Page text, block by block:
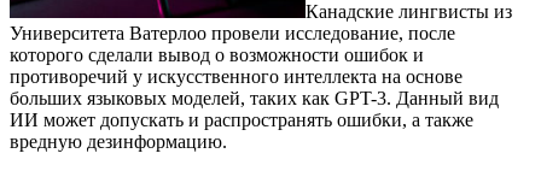
Канадские лингвисты из
Университета Ватерлоо провели исследование, после
которого сделали вывод о возможности ошибок и
противоречий у искусственного интеллекта на основе
больших языковых моделей, таких как GPT-3. Данный вид
ИИ может допускать и распространять ошибки, а также
вредную дезинформацию.